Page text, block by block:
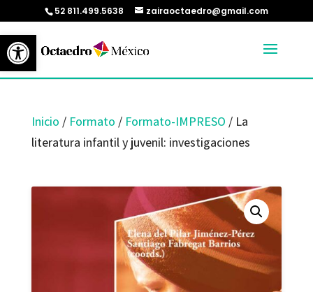
Abrir barra de herramientas
52 811.499.5638 zairaoctaedro@gmail.com
Inicio / Formato / Formato-IMPRESO / La
literatura infantil y juvenil: investigaciones